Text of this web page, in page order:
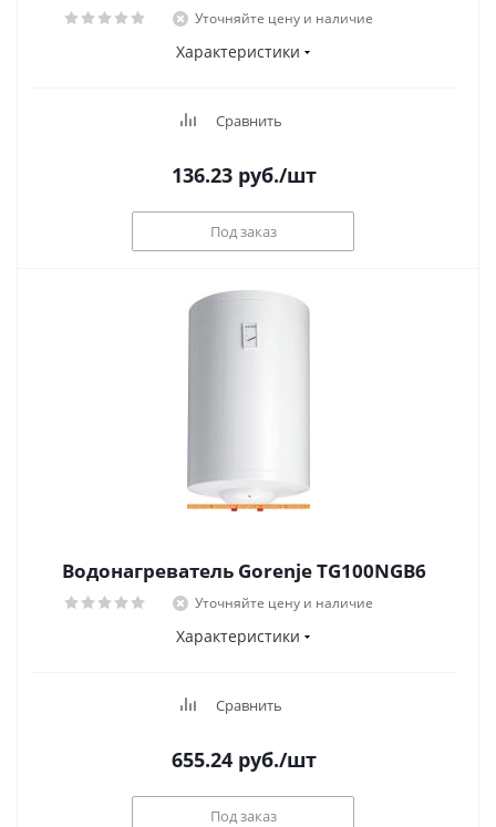
Уточняйте цену и наличие
Характеристики
Сравнить
136.23 руб./шт
Под заказ
Водонагреватель Gorenje TG100NGB6
Уточняйте цену и наличие
Характеристики
Сравнить
655.24 руб./шт
Под заказ